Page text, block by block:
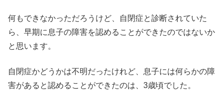
何もできなかっただろうけど、自閉症と診断されていた
ら、早期に息子の障害を認めることができたのではないか
と思います。
自閉症かどうかは不明だったけれど、息子には何らかの障
害があると認めることができたのは、3歳頃でした。